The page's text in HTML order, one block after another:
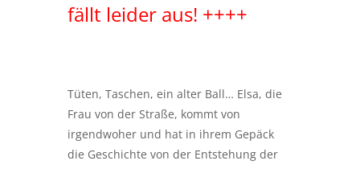
fällt leider aus! ++++
Tüten, Taschen, ein alter Ball… Elsa, die
Frau von der Straße, kommt von
irgendwoher und hat in ihrem Gepäck
die Geschichte von der Entstehung der